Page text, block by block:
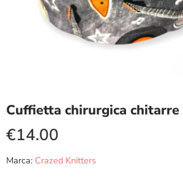
Cuffietta chirurgica
€14.00
Marca: Crazed Knitters